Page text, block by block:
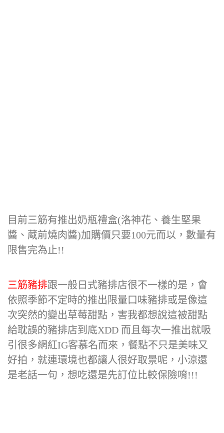
目前三筋有推出奶瓶禮盒(洛神花、養生堅果
醬、蔵前燒肉醬)加購價只要100元而以，數量有
限售完為止!!
三筋豬排跟一般日式豬排店很不一樣的是，會
依照季節不定時的推出限量口味豬排或是像這
次突然的變出草莓甜點，害我都想說這被甜點
給耽誤的豬排店到底XDD 而且每次一推出就吸
引很多網紅IG客慕名而來，餐點不只是美味又
好拍，就連環境也都讓人很好取景呢，小涼還
是老話一句，想吃還是先訂位比較保險唷!!!